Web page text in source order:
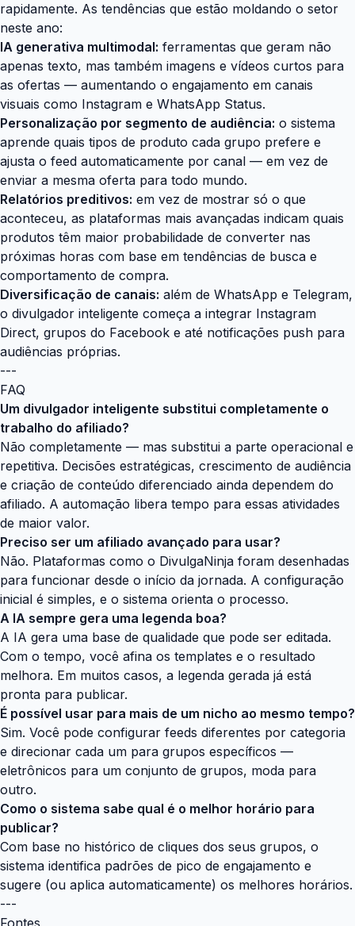
rapidamente. As tendências que estão moldando o setor
neste ano:
IA generativa multimodal: ferramentas que geram não
apenas texto, mas também imagens e vídeos curtos para
as ofertas — aumentando o engajamento em canais
visuais como Instagram e WhatsApp Status.
Personalização por segmento de audiência: o sistema
aprende quais tipos de produto cada grupo prefere e
ajusta o feed automaticamente por canal — em vez de
enviar a mesma oferta para todo mundo.
Relatórios preditivos: em vez de mostrar só o que
aconteceu, as plataformas mais avançadas indicam quais
produtos têm maior probabilidade de converter nas
próximas horas com base em tendências de busca e
comportamento de compra.
Diversificação de canais: além de WhatsApp e Telegram,
o divulgador inteligente começa a integrar Instagram
Direct, grupos do Facebook e até notificações push para
audiências próprias.
---
FAQ
Um divulgador inteligente substitui completamente o
trabalho do afiliado?
Não completamente — mas substitui a parte operacional e
repetitiva. Decisões estratégicas, crescimento de audiência
e criação de conteúdo diferenciado ainda dependem do
afiliado. A automação libera tempo para essas atividades
de maior valor.
Preciso ser um afiliado avançado para usar?
Não. Plataformas como o DivulgaNinja foram desenhadas
para funcionar desde o início da jornada. A configuração
inicial é simples, e o sistema orienta o processo.
A IA sempre gera uma legenda boa?
A IA gera uma base de qualidade que pode ser editada.
Com o tempo, você afina os templates e o resultado
melhora. Em muitos casos, a legenda gerada já está
pronta para publicar.
É possível usar para mais de um nicho ao mesmo tempo?
Sim. Você pode configurar feeds diferentes por categoria
e direcionar cada um para grupos específicos —
eletrônicos para um conjunto de grupos, moda para
outro.
Como o sistema sabe qual é o melhor horário para
publicar?
Com base no histórico de cliques dos seus grupos, o
sistema identifica padrões de pico de engajamento e
sugere (ou aplica automaticamente) os melhores horários.
---
Fontes